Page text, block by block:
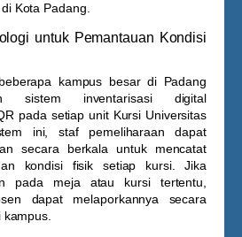
Kota Padang.
untuk Pemantauan Kondisi
kampus besar di Padang
sistem inventarisasi digital
pada setiap unit Kursi Universitas
ini, staf pemeliharaan dapat
secara berkala untuk mencatat
kondisi fisik setiap kursi. Jika
pada meja atau kursi tertentu,
dapat melaporkannya secara